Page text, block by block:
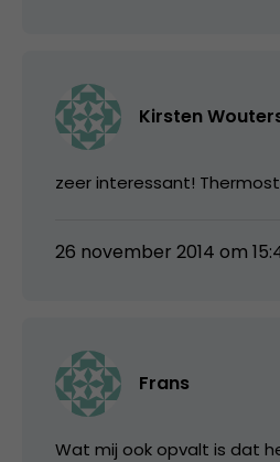
Kirsten
zeer interessant!
26 november 2014 om
Frans
Wat mij ook opvalt is dat